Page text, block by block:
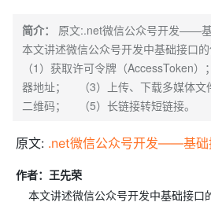
简介：
原文:.net微信公众号开发——
本文讲述微信公众号开发中基础接口
（1）获取许可令牌（AccessToken
器地址； （3）上传、下载多媒体
二维码； （5）长链接转短链接。
原文: .net微信公众号开发——基础
作者：王先荣
本文讲述微信公众号开发中基础接口